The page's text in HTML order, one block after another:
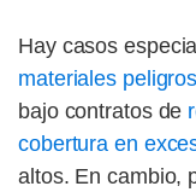
Hay casos
materiales
bajo contratos de
cobertura en
altos. En cambio,